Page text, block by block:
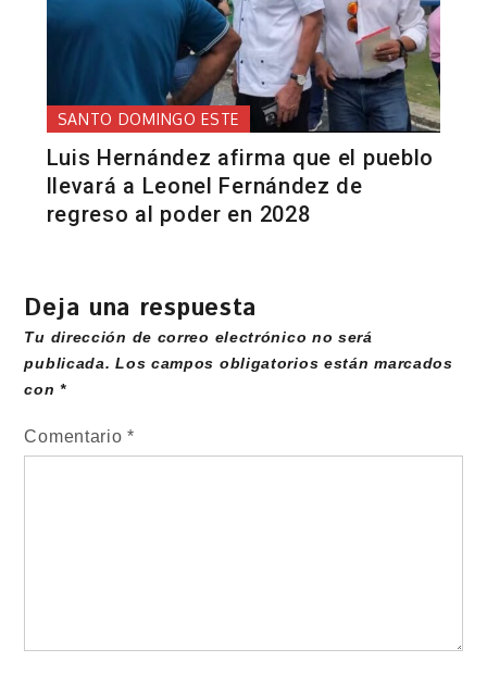
SANTO DOMINGO ESTE
Luis Hernández afirma que el pueblo
llevará a Leonel Fernández de
regreso al poder en 2028
Deja una respuesta
Tu dirección de correo electrónico no será
publicada. Los campos obligatorios están marcados
con*
Comentario*